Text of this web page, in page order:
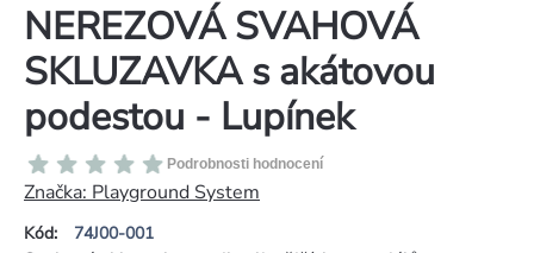
NEREZOVÁ SVAHOVÁ
SKLUZAVKA s akátovou
podestou - Lupínek
Kód: 74J00-001
Průměrné
hodnocení
produktu
Podrobnosti hodnocení
Značka: Playground System